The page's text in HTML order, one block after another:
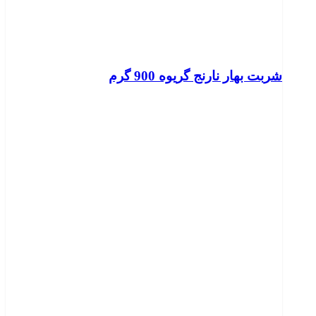
شربت بهار نارنج گریوه 900 گرم